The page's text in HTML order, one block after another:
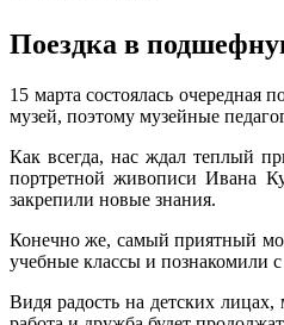
Поездка в
15 марта состоялась
музей, поэтому музейные
Как всегда, нас ждал теплый
портретной живописи Ивана
закрепили новые знания.
Конечно же, самый приятный
учебные классы и познакомили
Видя радость на детских